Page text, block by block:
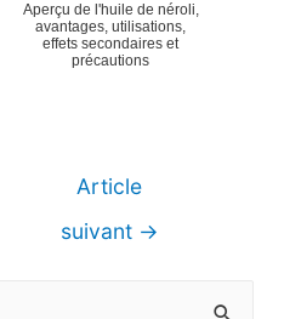
Aperçu de l'huile de néroli,
avantages, utilisations,
effets secondaires et
précautions
Article
suivant →